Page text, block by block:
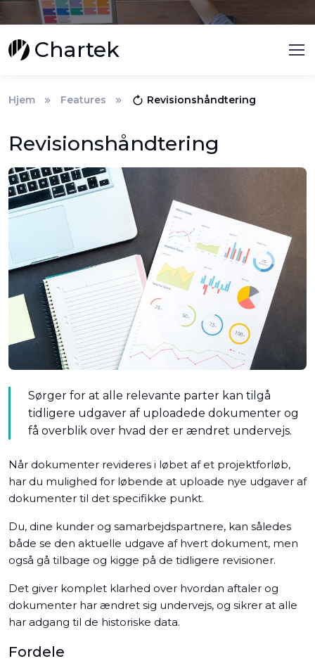
Chartek
Hjem Features Revisionshåndtering
Revisionshåndtering
Sørger for at alle relevante parter kan tilgå
tidligere udgaver af uploadede dokumenter og
få overblik over hvad der er ændret undervejs.
Når dokumenter revideres i løbet af et projektforløb,
har du mulighed for løbende at uploade nye udgaver af
dokumenter til det specifikke punkt.
Du, dine kunder og samarbejdspartnere, kan således
både se den aktuelle udgave af hvert dokument, men
også gå tilbage og kigge på de tidligere revisioner.
Det giver komplet klarhed over hvordan aftaler og
dokumenter har ændret sig undervejs, og sikrer at alle
har adgang til de historiske data.
Fordele